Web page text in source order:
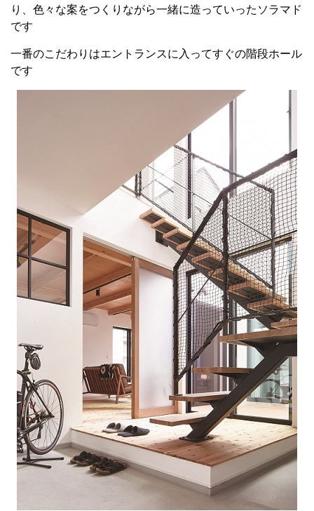
り、色々な案をつくりながら一緒に造っていったソラマド
です
一番のこだわりはエントランスに入ってすぐの階段ホール
です